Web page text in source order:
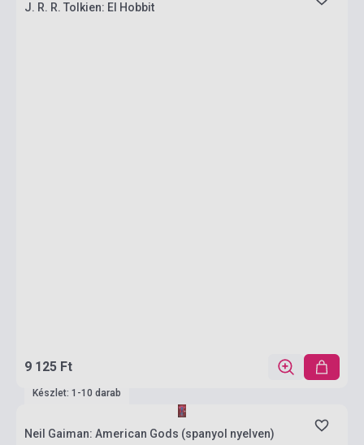
J. R. R. Tolkien: El Hobbit
9 125 Ft
Készlet: 1-10 darab
Neil Gaiman: American Gods (spanyol nyelven)